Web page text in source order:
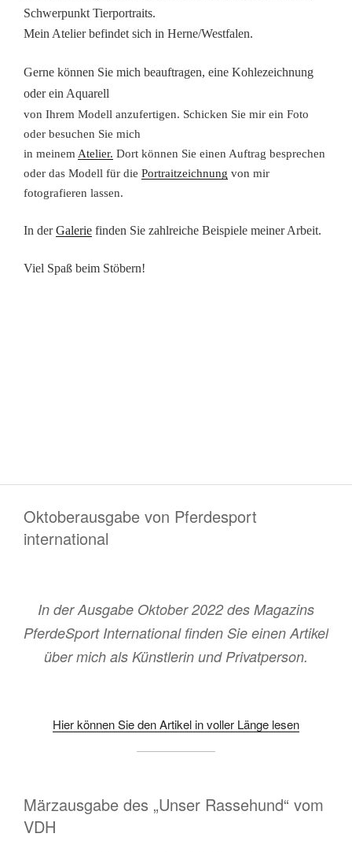
Schwerpunkt Tierportraits.
Mein Atelier befindet sich in Herne/Westfalen.
Gerne können Sie mich beauftragen, eine Kohlezeichnung
oder ein Aquarell
von Ihrem Modell anzufertigen. Schicken Sie mir ein Foto
oder besuchen Sie mich
in meinem Atelier. Dort können Sie einen Auftrag besprechen
oder das Modell für die Portraitzeichnung von mir
fotografieren lassen.
In derGalerie finden Sie zahlreiche Beispiele meiner Arbeit.
Viel Spaß beim Stöbern!
Oktoberausgabe von Pferdesport
international
In der Ausgabe Oktober 2022 des Magazins
PferdeSport International finden Sie einen Artikel
über mich als Künstlerin und Privatperson.
Hier können Sie den Artikel in voller Länge lesen
Märzausgabe des „Unser Rassehund“ vom
VDH